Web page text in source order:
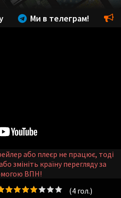
(4гол.)
Ми в телеграм!
або плеєр не працює, тоді
змініть країну перегляду за
ВПН!